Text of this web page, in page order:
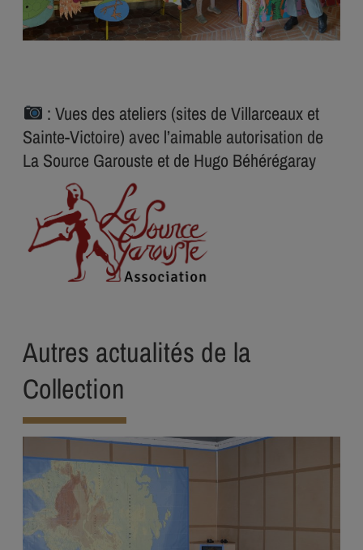
: Vues des ateliers (sites de Villarceaux et
Sainte-Victoire) avec l’aimable autorisation de
La Source Garouste et de Hugo Béhérégaray
Autres actualités de la
Collection